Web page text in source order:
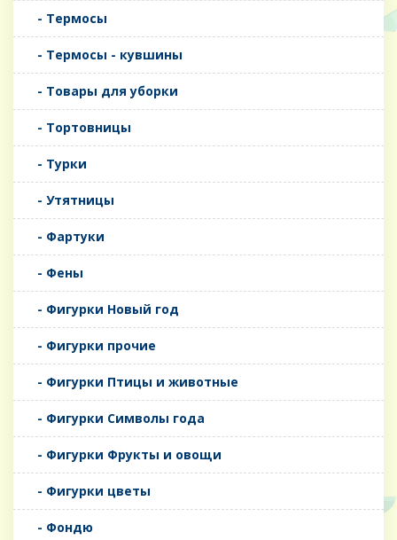
- Термосы
- Термосы - кувшины
- Товары для уборки
- Тортовницы
- Турки
- Утятницы
- Фартуки
- Фены
- Фигурки Новый год
- Фигурки прочие
- Фигурки Птицы и животные
- Фигурки Символы года
- Фигурки Фрукты и овощи
- Фигурки цветы
- Фондю